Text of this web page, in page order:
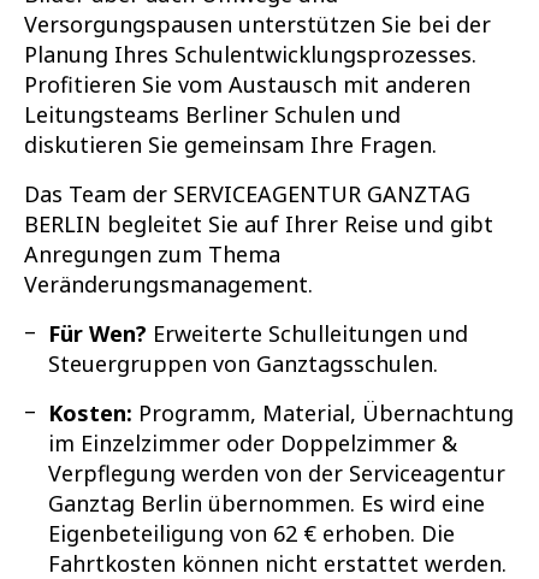
Versorgungspausen unterstützen Sie bei der
Planung Ihres Schulentwicklungsprozesses.
Profitieren Sie vom Austausch mit anderen
Leitungsteams Berliner Schulen und
diskutieren Sie gemeinsam Ihre Fragen.
Das Team der SERVICEAGENTUR GANZTAG
BERLIN begleitet Sie auf Ihrer Reise und gibt
Anregungen zum Thema
Veränderungsmanagement.
Für Wen? Erweiterte Schulleitungen und
Steuergruppen von Ganztagsschulen.
Kosten: Programm, Material, Übernachtung
im Einzelzimmer oder Doppelzimmer &
Verpflegung werden von der Serviceagentur
Ganztag Berlin übernommen. Es wird eine
Eigenbeteiligung von 62 € erhoben. Die
Fahrtkosten können nicht erstattet werden.